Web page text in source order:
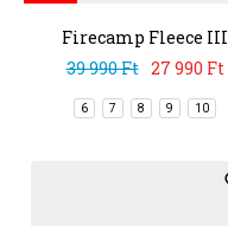
Firecamp Fleece III
39 990 Ft 27 990 Ft
6 7 8 9 10